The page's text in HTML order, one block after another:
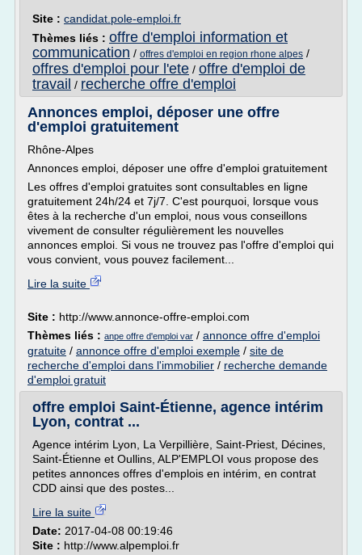
Site : candidat.pole-emploi.fr
Thèmes liés : offre d'emploi information et
communication / offres d'emploi en region rhone alpes /
offres d'emploi pour l'ete / offre d'emploi de
travail / recherche offre d'emploi
Annonces emploi, déposer une offre
d'emploi gratuitement
Rhône-Alpes
Annonces emploi, déposer une offre d'emploi gratuitement
Les offres d'emploi gratuites sont consultables en ligne
gratuitement 24h/24 et 7j/7. C'est pourquoi, lorsque vous
êtes à la recherche d'un emploi, nous vous conseillons
vivement de consulter régulièrement les nouvelles
annonces emploi. Si vous ne trouvez pas l'offre d'emploi qui
vous convient, vous pouvez facilement...
Lire la suite
Site : http://www.annonce-offre-emploi.com
Thèmes liés : anpe offre d'emploi var / annonce offre d'emploi
gratuite / annonce offre d'emploi exemple / site de
recherche d'emploi dans l'immobilier / recherche demande
d'emploi gratuit
offre emploi Saint-Étienne, agence intérim
Lyon, contrat ...
Agence intérim Lyon, La Verpillière, Saint-Priest, Décines,
Saint-Étienne et Oullins, ALP'EMPLOI vous propose des
petites annonces offres d'emplois en intérim, en contrat
CDD ainsi que des postes...
Lire la suite
Date: 2017-04-08 00:19:46
Site : http://www.alpemploi.fr